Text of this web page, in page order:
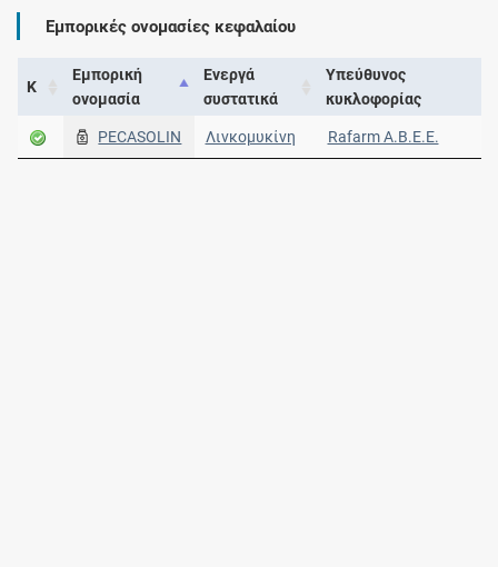
Εμπορικές ονομασίες κεφαλαίου
Κ
Εμπορική
ονομασία
Ενεργά
συστατικά
Υπεύθυνος
κυκλοφορίας
PECASOLIN Λινκομυκίνη Rafarm Α.Β.Ε.Ε.